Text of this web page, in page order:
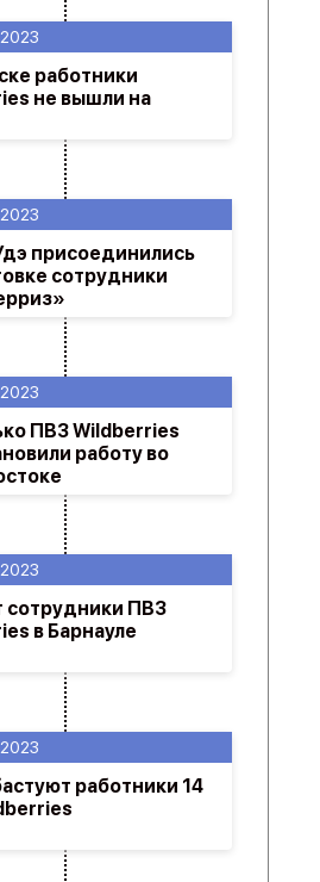
работники 14
сотрудники ПВЗ
в Барнауле
ПВЗ Wildberries
работу во
присоединились
сотрудники
работники
не вышли на